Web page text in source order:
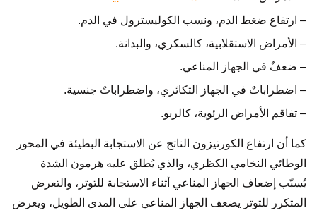
– ارتفاع ضغط الدم، ونسب الكوليسترول في الدم.
– الأمراض الاستقلابية، كالسكري، والبدانة.
– ضعفٌ في الجهاز المناعي.
– اضطراباتٌ في الجهاز التكاثري، واضطراباتٌ جنسية.
– تفاقم الأمراض الرئوية، كالربو.
كما أن ارتفاع الكورتيزون الناتج عن الاستجابة البطيئة في المحور
الوطائي النخامي الكظري، والذي يُطلق عليه هرمون الشدة
يُسبّب إضعاف الجهاز المناعي أثناء الاستجابة للتوتر، والتعرض
المتكرر للتوتر يضعف الجهاز المناعي على المدى الطويل، ويعرض